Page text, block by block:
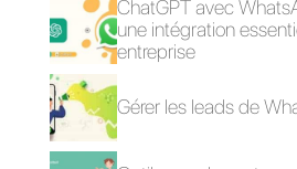
Comment ajouter
WhatsApp à
Instagram [Guide